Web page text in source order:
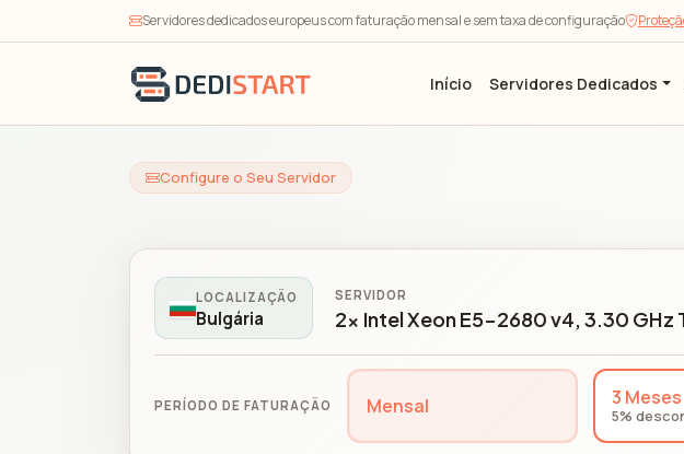
Servidores dedicados europeus com faturação mensal e sem taxa de configuração
Início Servidores Dedicados
Configure o Seu Servidor
LOCALIZAÇÃO
Bulgária
SERVIDOR
2x Intel Xeon E5-2680 v4, 3.30 GHz
PERÍODO DE FATURAÇÃO Mensal 3 Meses
5%